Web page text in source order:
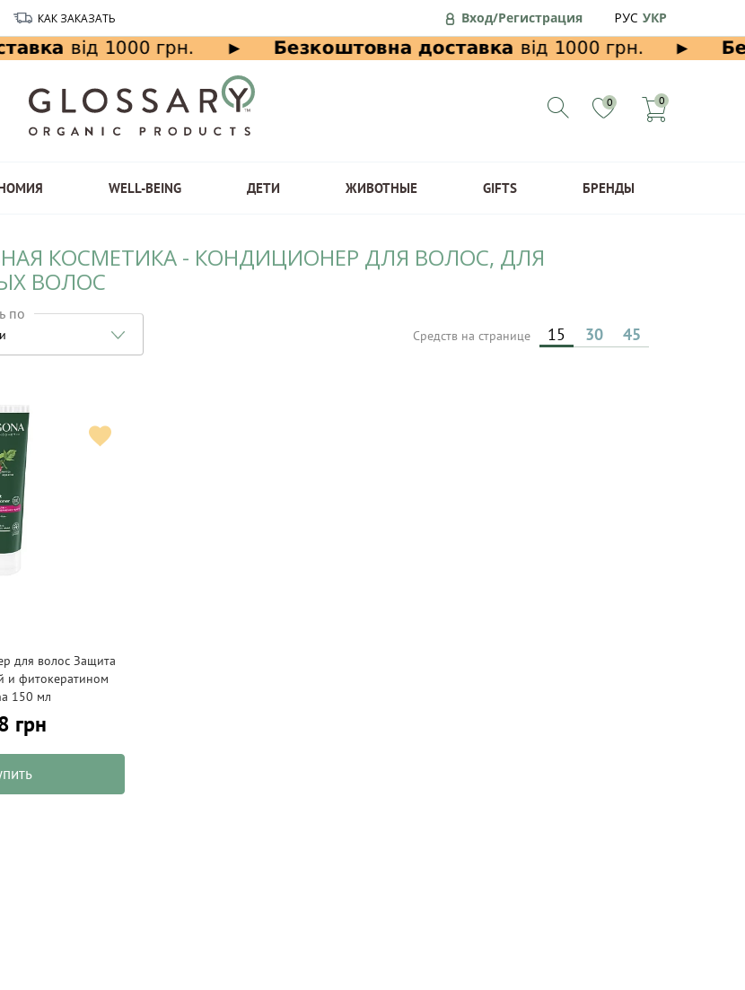
КАК ЗАКАЗАТЬ Вход/Регистрация РУС УКР
0 0
WELL-BEING ДЕТИ ЖИВОТНЫЕ GIFTS БРЕНДЫ
КОСМЕТИКА - КОНДИЦИОНЕР ДЛЯ ВОЛОС, ДЛЯ
ВОЛОС
по
Средств на странице 15 30 45
для волос Защита
и фитокератином
150 мл
грн